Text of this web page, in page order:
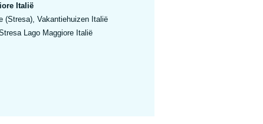
Italië
(Stresa), Vakantiehuizen Italië
Lago Maggiore Italië